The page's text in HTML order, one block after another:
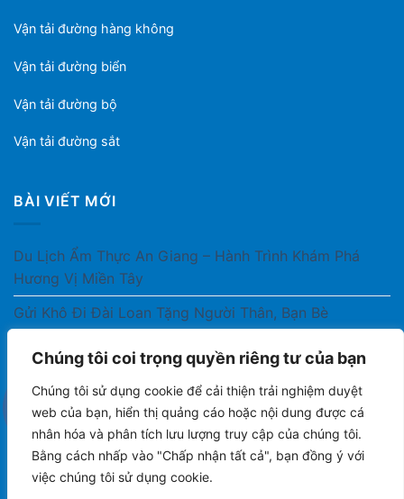
Chúng tôi coi trọng quyền riêng tư của bạn
Chúng tôi sử dụng cookie để cải thiện trải nghiệm duyệt
web của bạn, hiển thị quảng cáo hoặc nội dung được cá
nhân hóa và phân tích lưu lượng truy cập của chúng tôi.
Bằng cách nhấp vào "Chấp nhận tất cả", bạn đồng ý với
việc chúng tôi sử dụng cookie.
Vận tải đường hàng không
Vận tải đường biển
Vận tải đường bộ
Vận tải đường sắt
BÀI VIẾT MỚI
Du Lịch Ẩm Thực An Giang – Hành Trình Khám Phá
Hương Vị Miền Tây
Gửi Khô Đi Đài Loan Tặng Người Thân, Bạn Bè
Gửi Thuốc Cho Người Thân Ở Nước Ngoài Có Được
Không?
Gửi Công Văn, Tài Liệu Hỏa Tốc Từ Nam Ra Bắc
Gửi Cà Phê Đóng Gói Sang Áo Có Được Không?